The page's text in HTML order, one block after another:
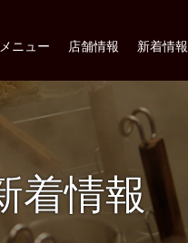
メニュー 店舗情報 新着情報
着情報